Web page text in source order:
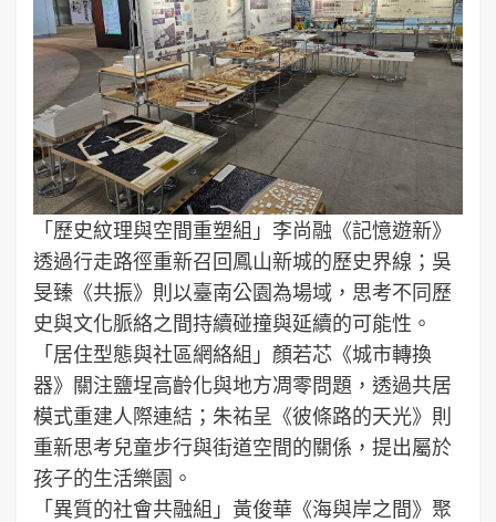
「歷史紋理與空間重塑組」李尚融《記憶遊新》
透過行走路徑重新召回鳳山新城的歷史界線；吳
旻臻《共振》則以臺南公園為場域，思考不同歷
史與文化脈絡之間持續碰撞與延續的可能性。
「居住型態與社區網絡組」顏若芯《城市轉換
器》關注鹽埕高齡化與地方凋零問題，透過共居
模式重建人際連結；朱祐呈《彼條路的天光》則
重新思考兒童步行與街道空間的關係，提出屬於
孩子的生活樂園。
「異質的社會共融組」黃俊華《海與岸之間》聚